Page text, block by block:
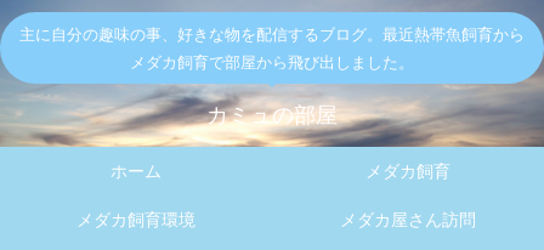
主に自分の趣味の事、好きな物を配信するブログ。最近熱帯魚飼育から
メダカ飼育で部屋から飛び出しました。
カミュの部屋
ホーム メダカ飼育
メダカ飼育環境 メダカ屋さん訪問